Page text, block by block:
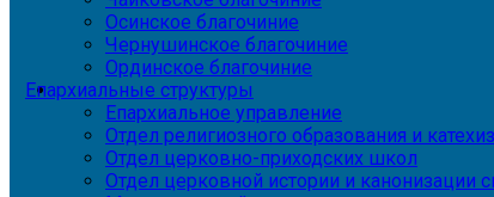
Осинское благочиние
Чернушинское благочиние
Ординское благочиние
Епархиальные структуры
Епархиальное управление
Отдел религиозного образования и
Отдел церковно-приходских школ
Отдел церковной истории и канонизации